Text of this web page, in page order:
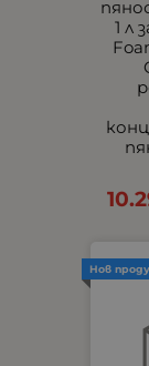
1 л
Нов